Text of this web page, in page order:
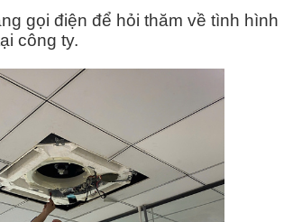
gọi điện để hỏi thăm về tình hình
công ty.